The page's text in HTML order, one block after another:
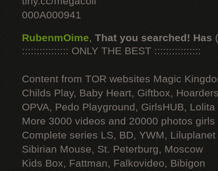
000A000941
RubenmOime, That you searched! Has
:::::::::::::::: ONLY THE BEST ::::::::::::::::
Content from TOR websites Magic
Childs Play, Baby Heart, Giftbox,
OPVA, Pedo Playground, GirlsHUB, Lolita
More 3000 videos and 20000 photos
Complete series LS, BD, YWM, Liluplanet
Sibirian Mouse, St. Peterburg, Moscow
Kids Box, Fattman, Falkovideo, Bibigon